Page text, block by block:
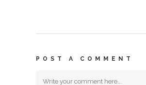
POST A COMMENT